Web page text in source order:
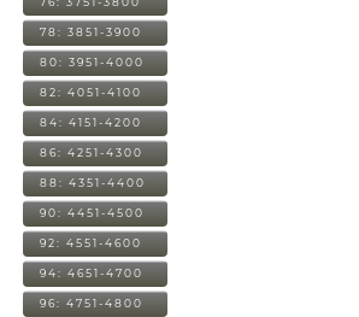
78: 3851-3900
80: 3951-4000
82: 4051-4100
84: 4151-4200
86: 4251-4300
88: 4351-4400
90: 4451-4500
92: 4551-4600
94: 4651-4700
96: 4751-4800